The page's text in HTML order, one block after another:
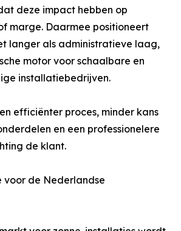
deze impact hebben op
marge. Daarmee positioneert
langer als administratieve laag,
motor voor schaalbare en
installatiebedrijven.
efficiënter proces, minder kans
en een professionelere
de klant.
voor de Nederlandse